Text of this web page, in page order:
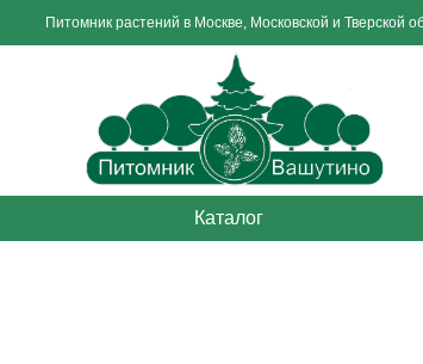
Питомник растений в Москве, Московской и Тверской
Каталог